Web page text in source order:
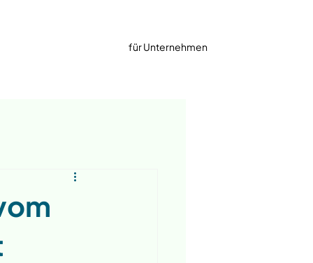
für Unternehmen